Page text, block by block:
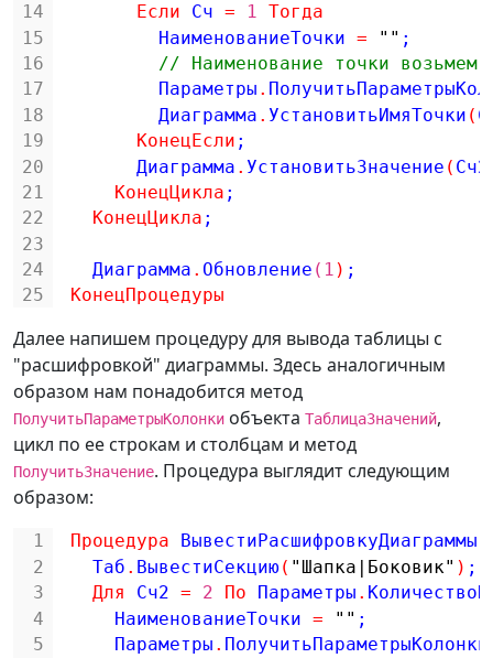
14
15
16
17
18
19
20
21
22
23
24
25
Если
Сч = 1 Тогда
НаименованиеТочки = "" ;
// Наименование точки возьмем
Параметры .
Диаграмма . УстановитьИмяТочки (
КонецЕсли ;
Диаграмма . УстановитьЗначение (
КонецЦикла ;
КонецЦикла ;
Диаграмма . Обновление (1 ) ;
КонецПроцедуры
Далее напишем процедуру для вывода таблицы с
"расшифровкой" диаграммы. Здесь аналогичным
образом нам понадобится метод
ПолучитьПараметрыКолонки объекта ТаблицаЗначений,
цикл по ее строкам и столбцам и метод
ПолучитьЗначение. Процедура выглядит следующим
образом:
1
2
3
4
5
Процедура ВывестиРасшифровкуДиаграммы
Таб . ВывестиСекцию( "Шапка|Боковик" ) ;
Для
Сч2 = 2 По Параметры .
НаименованиеТочки = "" ;
Параметры . ПолучитьПараметрыКолонки